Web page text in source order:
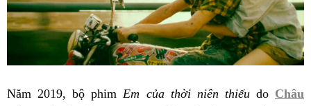
Năm 2019, bộ phim Em của thời niên thiếudo Châu